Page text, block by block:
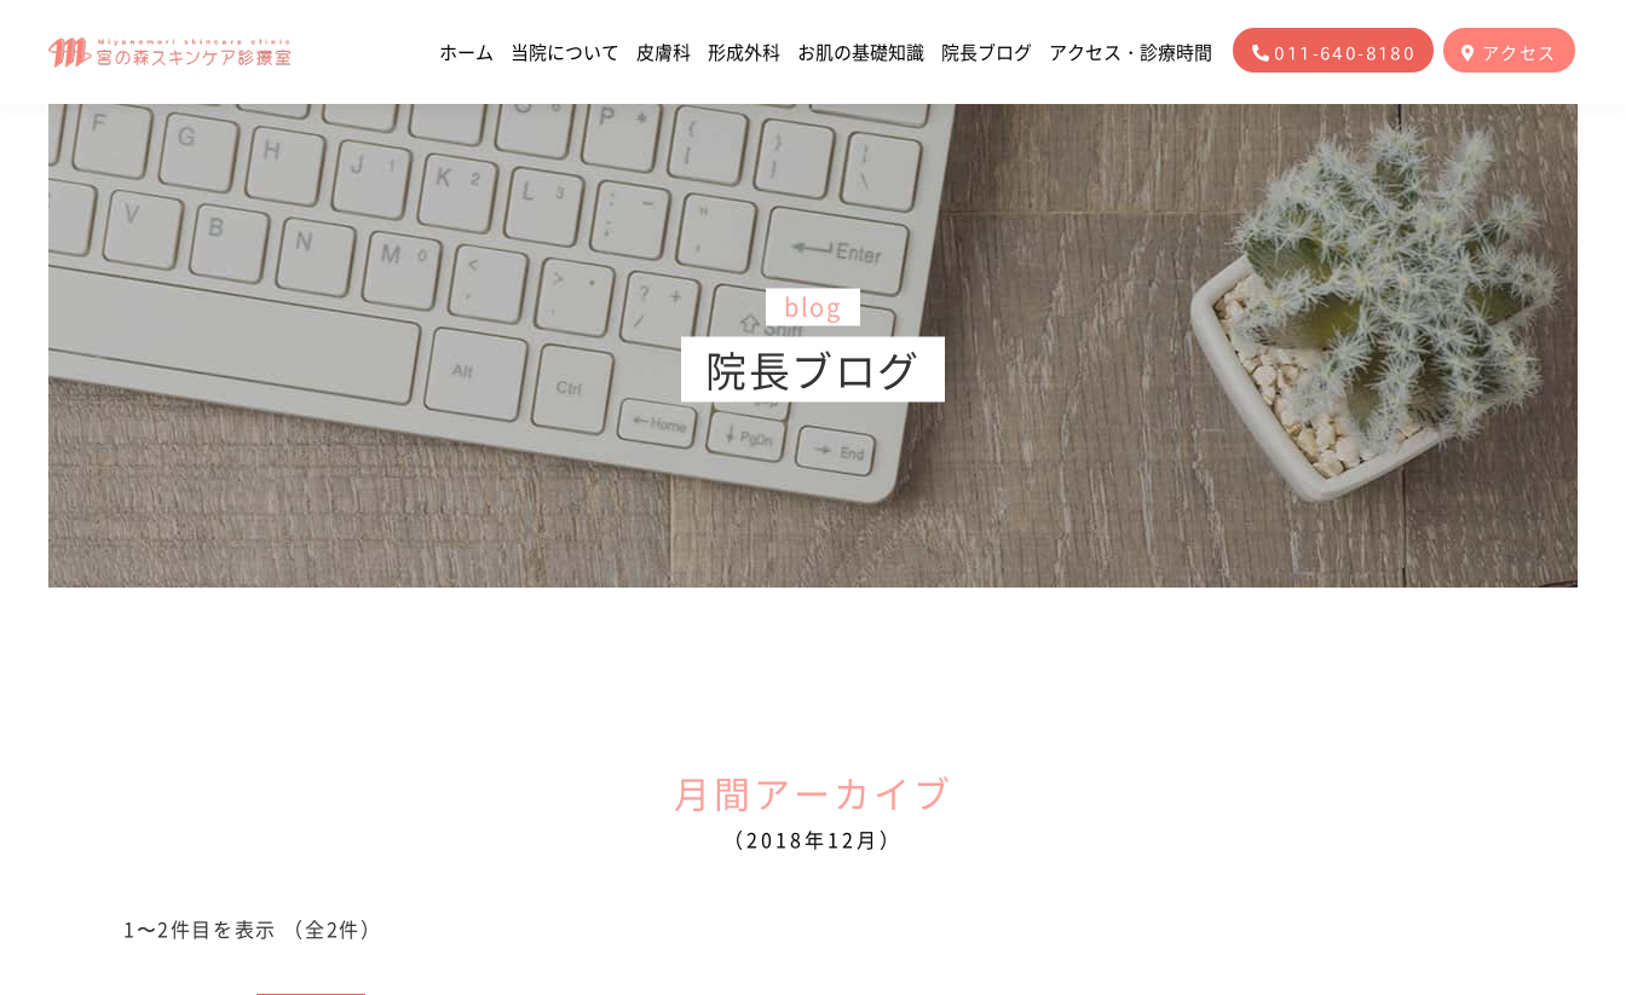
ホーム 当院について 皮膚科 形成外科 お肌の基礎知識 院長ブログ アクセス・診療時間 011-640-8180 アクセス
blog
院長ブログ
月間アーカイブ
（2018年12月）
1〜2件目を表示 （全2件）